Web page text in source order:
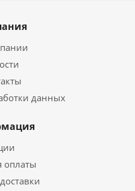
данных
оплаты